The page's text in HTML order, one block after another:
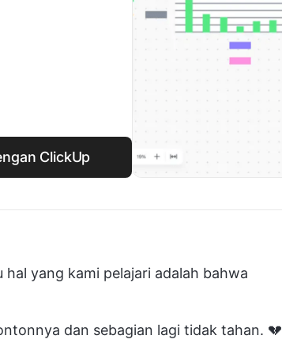
ClickUp
yang kami pelajari adalah bahwa
dan sebagian lagi tidak tahan. 💔